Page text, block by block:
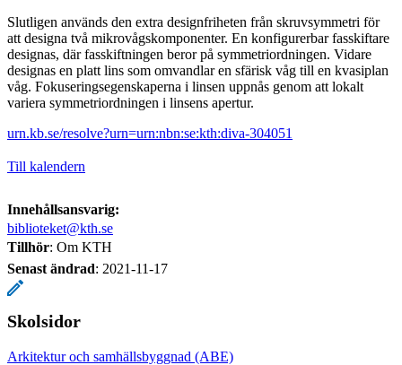
Slutligen används den extra designfriheten från skruvsymmetri för
att designa två mikrovågskomponenter. En konfigurerbar fasskiftare
designas, där fasskiftningen beror på symmetriordningen. Vidare
designas en platt lins som omvandlar en sfärisk våg till en kvasiplan
våg. Fokuseringsegenskaperna i linsen uppnås genom att lokalt
variera symmetriordningen i linsens apertur.
urn.kb.se/resolve?urn=urn:nbn:se:kth:diva-304051
Till kalendern
Innehållsansvarig:
biblioteket@kth.se
Tillhör: Om KTH
Senast ändrad: 2021-11-17
Skolsidor
Arkitektur och samhällsbyggnad (ABE)